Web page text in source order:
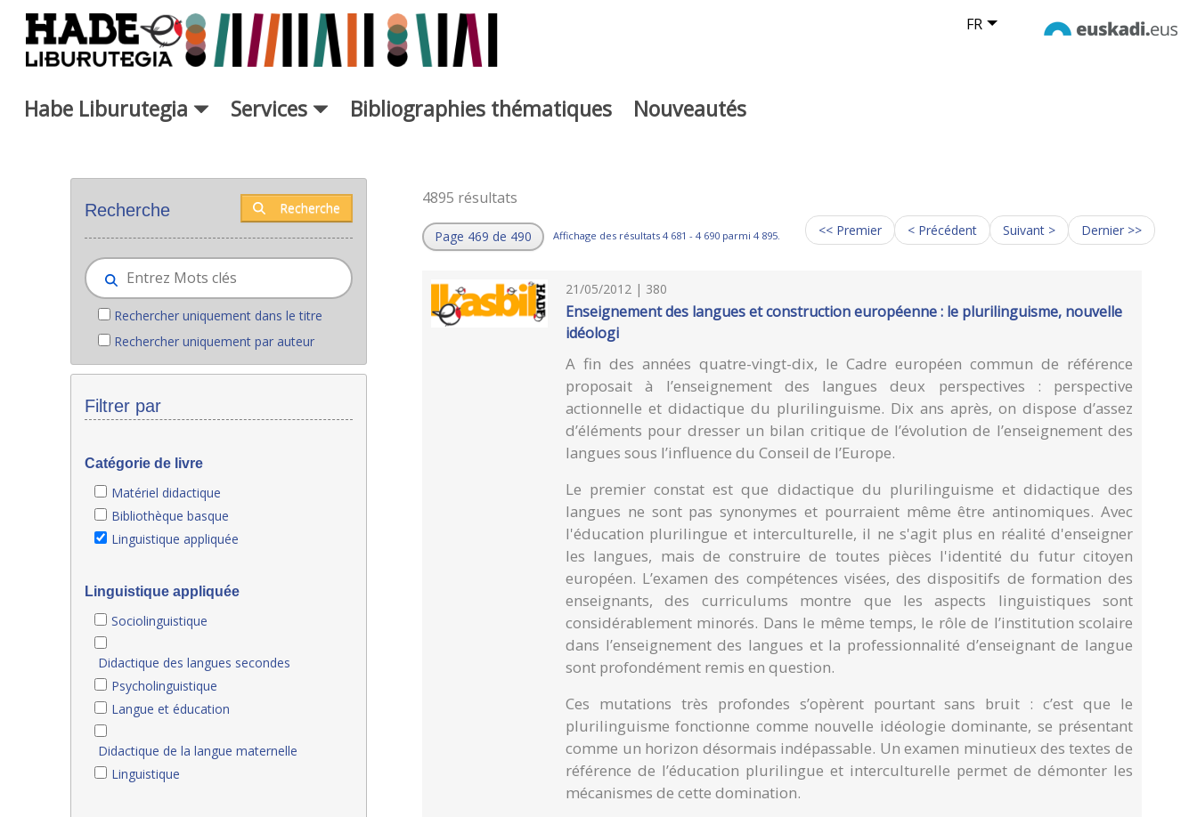
Saut au contenu principal FR
Habe Liburutegia Services Bibliographies thématiques Nouveautés
Recherche Recherche
Rechercher uniquement dans le titre
Rechercher uniquement par auteur
Filtrer par
Catégorie de livre
Matériel didactique
Bibliothèque basque
Linguistique appliquée
Linguistique appliquée
Sociolinguistique
Didactique des langues secondes
Psycholinguistique
Langue et éducation
Didactique de la langue maternelle
Linguistique
4895 résultats
Page 469 de 490 Affichage des résultats 4 681 - 4 690 parmi 4 895. << Premier < Précédent Suivant > Dernier >>
21/05/2012 | 380
Enseignement des langues et construction européenne : le plurilinguisme, nouvelle
idéologi
A fin des années quatre-vingt-dix, le Cadre européen commun de référence
proposait à l’enseignement des langues deux perspectives : perspective
actionnelle et didactique du plurilinguisme. Dix ans après, on dispose d’assez
d’éléments pour dresser un bilan critique de l’évolution de l’enseignement des
langues sous l’influence du Conseil de l’Europe.
Le premier constat est que didactique du plurilinguisme et didactique des
langues ne sont pas synonymes et pourraient même être antinomiques. Avec
l'éducation plurilingue et interculturelle, il ne s'agit plus en réalité d'enseigner
les langues, mais de construire de toutes pièces l'identité du futur citoyen
européen. L’examen des compétences visées, des dispositifs de formation des
enseignants, des curriculums montre que les aspects linguistiques sont
considérablement minorés. Dans le même temps, le rôle de l’institution scolaire
dans l’enseignement des langues et la professionnalité d’enseignant de langue
sont profondément remis en question.
Ces mutations très profondes s’opèrent pourtant sans bruit : c’est que le
plurilinguisme fonctionne comme nouvelle idéologie dominante, se présentant
comme un horizon désormais indépassable. Un examen minutieux des textes de
référence de l’éducation plurilingue et interculturelle permet de démonter les
mécanismes de cette domination.